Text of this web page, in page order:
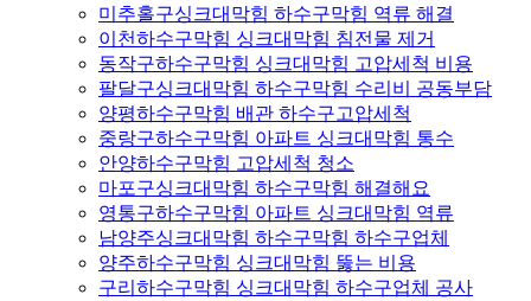
미추홀구싱크대막힘 하수구막힘 역류 해결
이천하수구막힘 싱크대막힘 침전물 제거
동작구하수구막힘 싱크대막힘 고압세척 비용
팔달구싱크대막힘 하수구막힘 수리비 공동부담
양평하수구막힘 배관 하수구고압세척
중랑구하수구막힘 아파트 싱크대막힘 통수
안양하수구막힘 고압세척 청소
마포구싱크대막힘 하수구막힘 해결해요
영통구하수구막힘 아파트 싱크대막힘 역류
남양주싱크대막힘 하수구막힘 하수구업체
양주하수구막힘 싱크대막힘 뚫는 비용
구리하수구막힘 싱크대막힘 하수구업체 공사